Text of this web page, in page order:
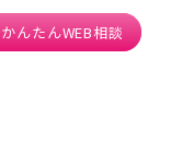
かんたんWEB相談